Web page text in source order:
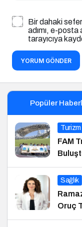
Bir dahaki
adımı, e-
tarayıcıya
YORUM GÖNDER
Popüler
Turizm
FAM
Sağlık
Oruç